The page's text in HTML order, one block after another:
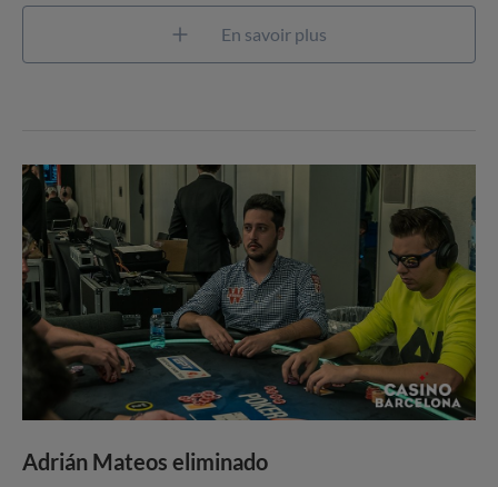
En savoir plus
Adrián Mateos eliminado